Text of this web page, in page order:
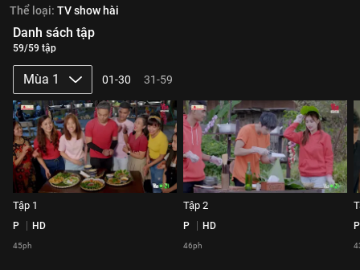
Thể loại: TV show hài
Danh sách tập
59/59 tập
Mùa 1 01-30 31-59
Tập 1
P HD
45ph
Tập 2
P HD
46ph
P